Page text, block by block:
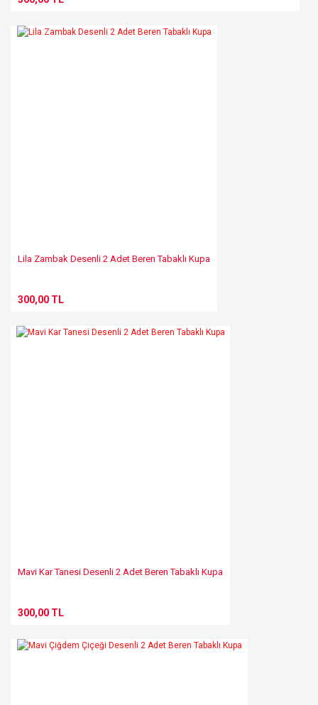
Lila Zambak Desenli 2 Adet Beren Tabaklı Kupa
300,00 TL
Mavi Kar Tanesi Desenli 2 Adet Beren Tabaklı Kupa
300,00 TL